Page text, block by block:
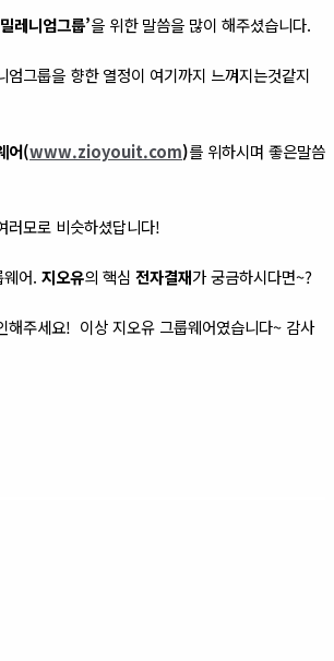
레니엄그룹’을 위한 말씀을 많이 해주셨습니다.
엄그룹을 향한 열정이 여기까지 느껴지는것같지
어(www.zioyouit.com)를 위하시며 좋은말씀
러모로 비슷하셨답니다!
어. 지오유의 핵심 전자결재가 궁금하시다면~?
해주세요! 이상 지오유 그룹웨어였습니다~ 감사